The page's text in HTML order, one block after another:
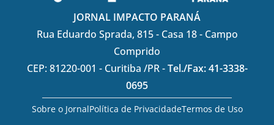
JORNAL IMPACTO PARANÁ
Rua Eduardo Sprada, 815 - Casa 18 - Campo
Comprido
CEP: 81220-001 - Curitiba /PR -Tel./Fax: 41-3338-
0695
Sobre o JornalPolítica de PrivacidadeTermos de Uso